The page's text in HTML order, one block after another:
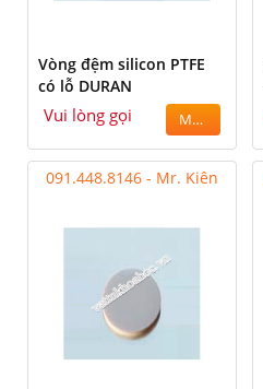
Vòng đệm silicon PTFE
có lỗ DURAN
Vui lòng gọi MUA
091.448.8146 - Mr. Kiên